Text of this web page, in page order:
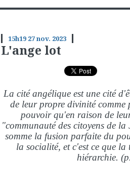
15h19 27nov. 2023
L'ange lot
La cité angélique est une cité
de leur propre divinité
pouvoir qu'en raison de
"communauté des citoyens de la
somme la fusion parfaite du
la socialité, et c'est ce que
hiérarchie.